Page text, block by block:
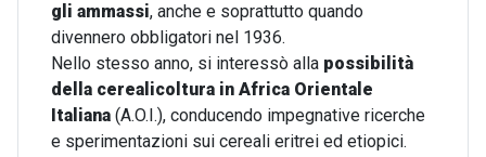
gli ammassi, anche e soprattutto quando
divennero obbligatori nel 1936.
Nello stesso anno, si interessò alla possibilità
della cerealicoltura in Africa Orientale
Italiana (A.O.I.), conducendo impegnative ricerche
e sperimentazioni sui cereali eritrei ed etiopici.